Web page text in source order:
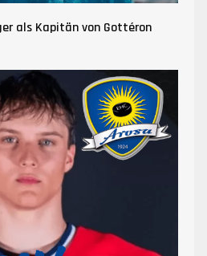
als Kapitän von Gottéron